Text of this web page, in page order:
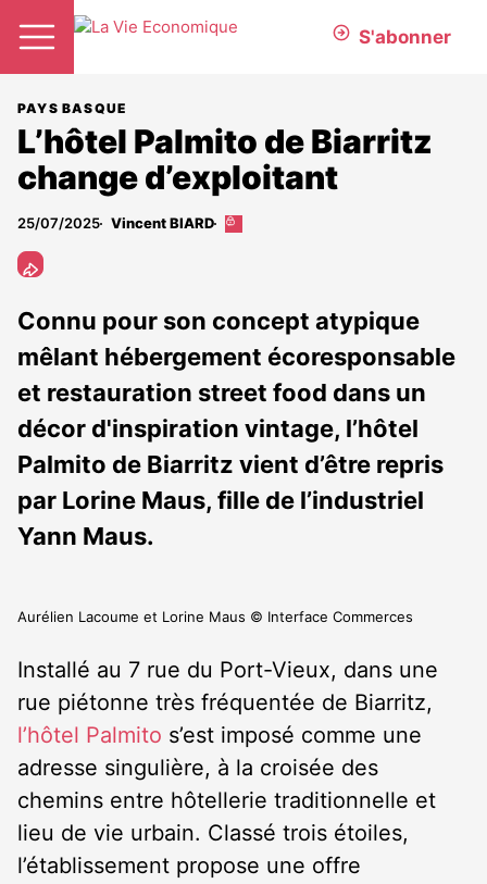
S'abonner
PAYS BASQUE
L’hôtel Palmito de Biarritz
change d’exploitant
25/07/2025 Vincent BIARD
Cet
abonnés
Connu pour son concept atypique
mêlant hébergement écoresponsable
et restauration street food dans un
décor d'inspiration vintage, l’hôtel
Palmito de Biarritz vient d’être repris
par Lorine Maus, fille de l’industriel
Yann Maus.
Aurélien Lacoume et Lorine Maus © Interface Commerces
Installé au 7 rue du Port-Vieux, dans une
rue piétonne très fréquentée de Biarritz,
l’hôtel Palmito s’est imposé comme une
adresse singulière, à la croisée des
chemins entre hôtellerie traditionnelle et
lieu de vie urbain. Classé trois étoiles,
l’établissement propose une offre